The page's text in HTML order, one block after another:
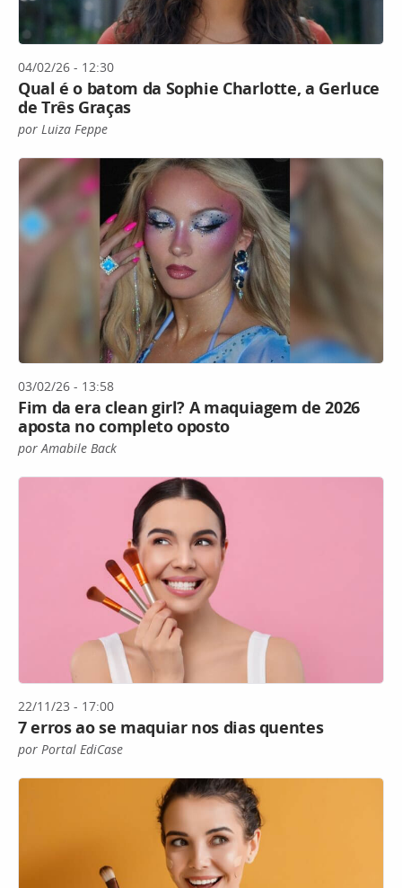
04/02/26 - 12:30
Qual é o batom da Sophie Charlotte, a Gerluce
de Três Graças
por Luiza Feppe
03/02/26 - 13:58
Fim da era clean girl? A maquiagem de 2026
aposta no completo oposto
por Amabile Back
22/11/23 - 17:00
7 erros ao se maquiar nos dias quentes
por Portal EdiCase